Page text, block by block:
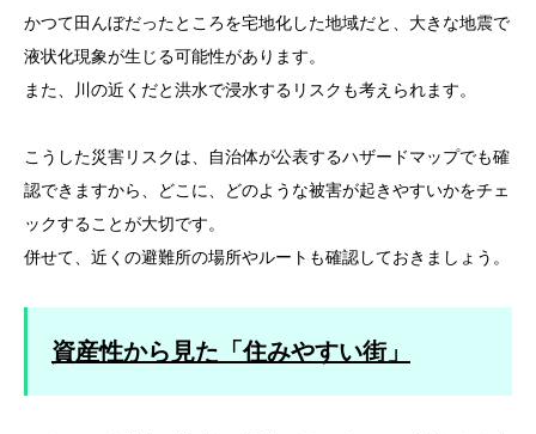
かつて田んぼだったところを宅地化した地域だと、大きな地震で
液状化現象が生じる可能性があります。
また、川の近くだと洪水で浸水するリスクも考えられます。
こうした災害リスクは、自治体が公表するハザードマップでも確
認できますから、どこに、どのような被害が起きやすいかをチェ
ックすることが大切です。
併せて、近くの避難所の場所やルートも確認しておきましょう。
資産性から見た「住みやすい街」